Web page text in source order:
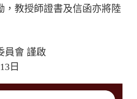
，教授師證書及信函亦將陸
員會 謹啟
日